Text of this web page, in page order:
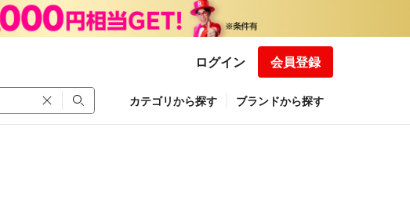
ログイン 会員登録
カテゴリから探す ブランドから探す